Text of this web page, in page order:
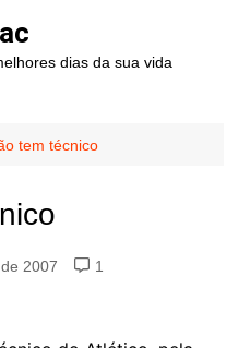
dias da sua vida
tem técnico
2007
1